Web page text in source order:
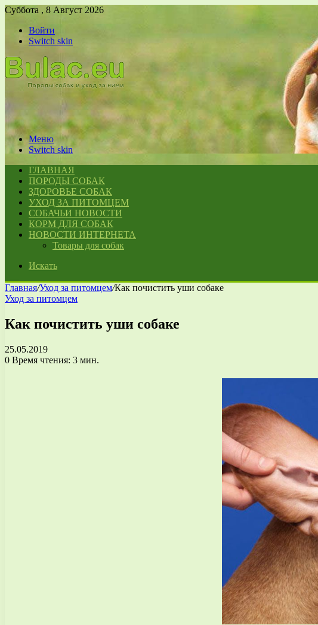
Суббота , 8 Август 2026
Войти
Switch skin
Меню
Switch skin
ГЛАВНАЯ
ПОРОДЫ СОБАК
ЗДОРОВЬЕ СОБАК
УХОД ЗА ПИТОМЦЕМ
СОБАЧЬИ НОВОСТИ
КОРМ ДЛЯ СОБАК
НОВОСТИ ИНТЕРНЕТА
Товары для собак
Искать
Главная/Уход за питомцем/Как почистить уши собаке
Уход за питомцем
Как почистить уши собаке
25.05.2019
0 Время чтения: 3 мин.